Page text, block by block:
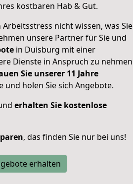
kostbaren Hab & Gut.
nicht wissen, was Sie
unsere Partner für Sie und
in Duisburg mit einer
Dienste in Anspruch zu nehmen
Sie unserer 11 Jahre
und holen Sie sich Angebote.
erhalten Sie kostenlose
, das finden Sie nur bei uns!
erhalten